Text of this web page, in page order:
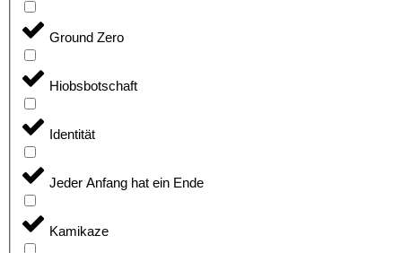
Ground Zero
Hiobsbotschaft
Identität
Jeder Anfang hat ein Ende
Kamikaze